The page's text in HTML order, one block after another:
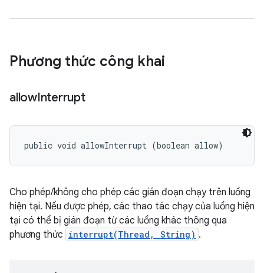
Phương thức công khai
allowInterrupt
public void allowInterrupt (boolean allow)
Cho phép/không cho phép các gián đoạn chạy trên luồng
hiện tại. Nếu được phép, các thao tác chạy của luồng hiện
tại có thể bị gián đoạn từ các luồng khác thông qua
phương thức interrupt(Thread, String) .